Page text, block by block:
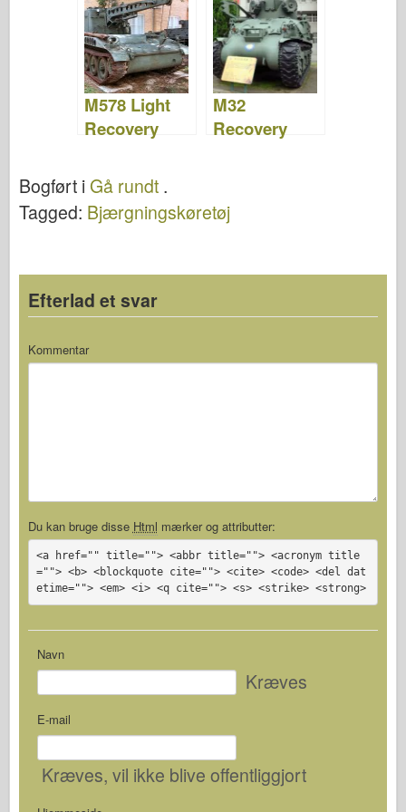
Video
M578 Light
Recovery
Billeder og
video
M32
Recovery
Bogført iGå rundt .
Tagged: Bjærgningskøretøj
Efterlad et svar
Kommentar
Du kan bruge disse Html mærker og attributter:
<a href="" title=""> <abbr title=""> <acronym title
=""> <b> <blockquote cite=""> <cite> <code> <del dat
etime=""> <em> <i> <q cite=""> <s> <strike> <strong>
Navn
Kræves
E-mail
Kræves, vil ikke blive offentliggjort